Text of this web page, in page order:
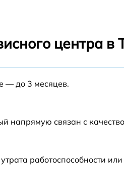
от 60 мин
центра в
— до 3 месяцев.
напрямую связан с
работоспособности